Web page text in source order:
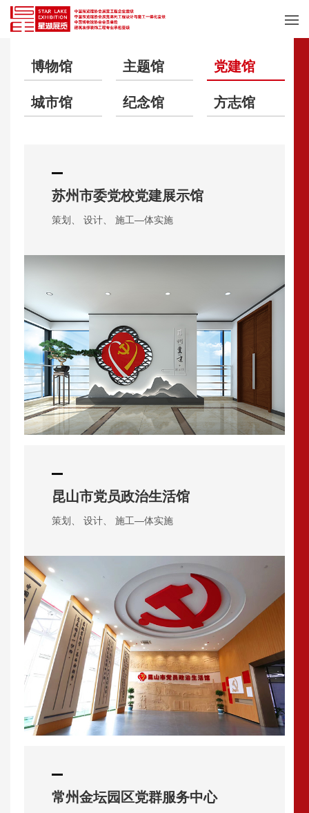
作品巡礼
博物馆 主题馆 党建馆
城市馆 纪念馆 方志馆
苏州市委党校党建展示馆
策划、 设计、 施工—体实施
昆山市党员政治生活馆
策划、 设计、 施工—体实施
常州金坛园区党群服务中心